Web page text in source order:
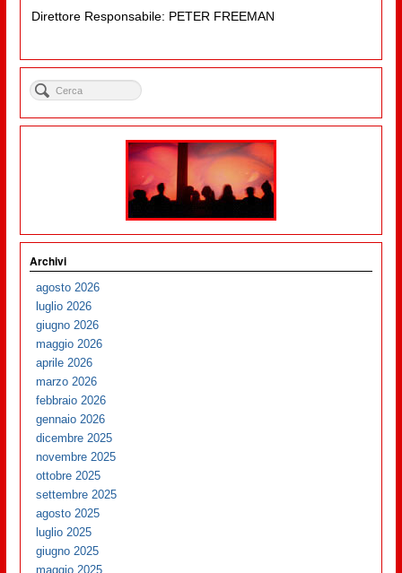
Direttore Responsabile: PETER FREEMAN
Archivi
agosto 2026
luglio 2026
giugno 2026
maggio 2026
aprile 2026
marzo 2026
febbraio 2026
gennaio 2026
dicembre 2025
novembre 2025
ottobre 2025
settembre 2025
agosto 2025
luglio 2025
giugno 2025
maggio 2025